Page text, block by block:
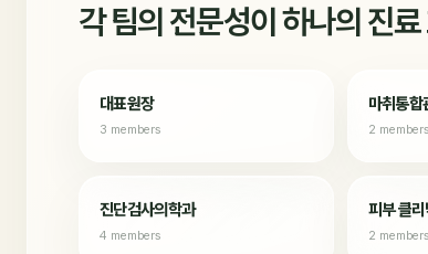
각 팀의 전문성이 하나의 진
대표원장
3 members
마취통합
2 members
진단검사의학과
4 members
피부 클리
2 members